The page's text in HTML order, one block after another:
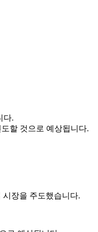
다.
할 것으로 예상됩니다.
장을 주도했습니다.